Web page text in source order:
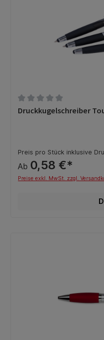
Durchschnittliche
Druckkugelschreiber
Preis pro Stück inklusive
Ab 0,58 €*
Preise exkl. MwSt. zzgl.